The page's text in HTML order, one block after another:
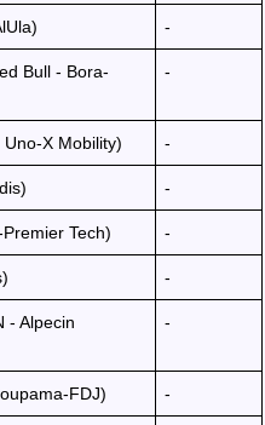
-
Bull - Bora-
-
X Mobility) -
-
Tech) -
-
- Alpecin
-
FDJ) -